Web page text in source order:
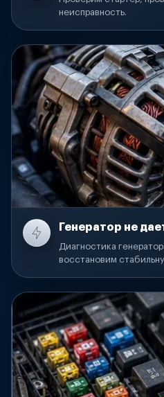
неисправность.
Генератор не
Диагностика
восстановим